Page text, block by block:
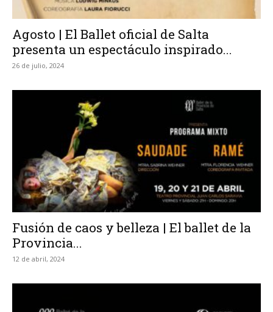
Agosto | El Ballet oficial de Salta
presenta un espectáculo inspirado...
26 de julio, 2024
Fusión de caos y belleza | El ballet de la
Provincia...
12 de abril, 2024